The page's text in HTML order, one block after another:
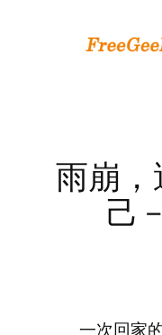
雨崩，
己
一次回家